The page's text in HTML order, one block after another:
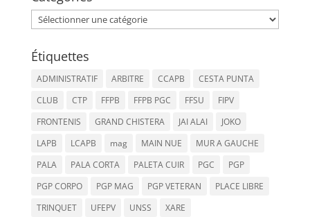
Catégories
Étiquettes
ADMINISTRATIF ARBITRE CCAPB
CESTA PUNTA
CLUB
CTP FFPB FFPB PGC FFSU
FIPV
FRONTENIS
GRAND CHISTERA JAI ALAI
JOKO
LAPB
LCAPB mag MAIN NUE
MUR A GAUCHE
PALA
PALA CORTA PALETA CUIR PGC
PGP
PGP CORPO
PGP MAG PGP VETERAN
PLACE LIBRE
TRINQUET
UFEPV UNSS XARE